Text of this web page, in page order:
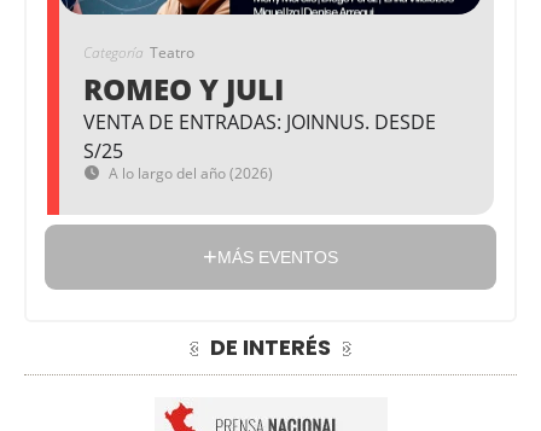
Categoría Teatro
ROMEO Y JULI
VENTA DE ENTRADAS: JOINNUS. DESDE
S/25
A lo largo del año (2026)
MÁS EVENTOS
DE INTERÉS